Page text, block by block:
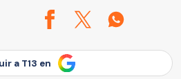
a T13 en